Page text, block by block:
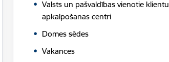
Valsts un pašvaldības vienotie klientu
apkalpošanas centri
Domes sēdes
Vakances